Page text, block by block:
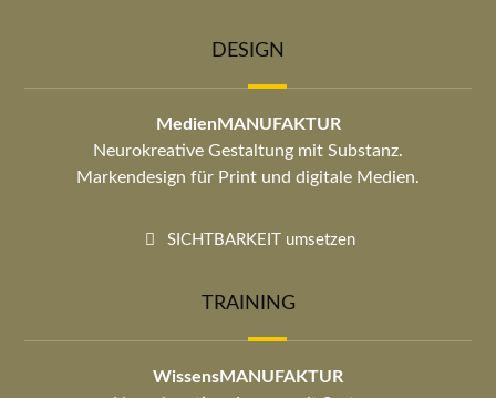
DESIGN
MedienMANUFAKTUR
Neurokreative Gestaltung mit Substanz.
Markendesign für Print und digitale Medien.
SICHTBARKEIT umsetzen
TRAINING
WissensMANUFAKTUR